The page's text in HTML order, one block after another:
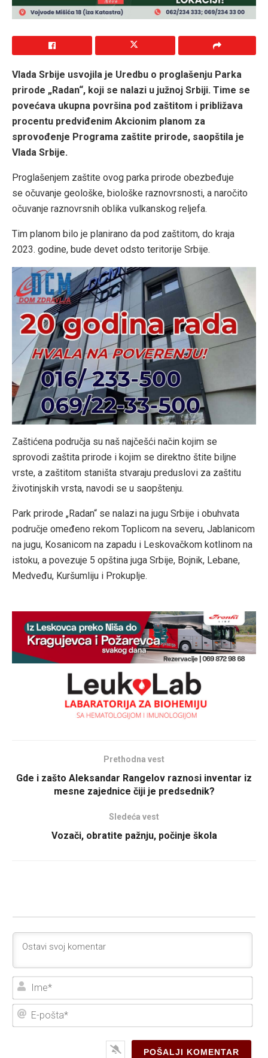
Vlada Srbije usvojila je Uredbu o proglašenju Parka
prirode „Radan“, koji se nalazi u južnoj Srbiji. Time se
povećava ukupna površina pod zaštitom i približava
procentu predviđenim Akcionim planom za
sprovođenje Programa zaštite prirode, saopštila je
Vlada Srbije.
Proglašenjem zaštite ovog parka prirode obezbeđuje
se očuvanje geološke, biološke raznovrsnosti, a naročito
očuvanje raznovrsnih oblika vulkanskog reljefa.
Tim planom bilo je planirano da pod zaštitom, do kraja
2023. godine, bude devet odsto teritorije Srbije.
Zaštićena područja su naš najčešći način kojim se
sprovodi zaštita prirode i kojim se direktno štite biljne
vrste, a zaštitom staništa stvaraju preduslovi za zaštitu
životinjskih vrsta, navodi se u saopštenju.
Park prirode „Radan“ se nalazi na jugu Srbije i obuhvata
područje omeđeno rekom Toplicom na severu, Jablanicom
na jugu, Kosanicom na zapadu i Leskovačkom kotlinom na
istoku, a povezuje 5 opština juga Srbije, Bojnik, Lebane,
Medveđu, Kuršumliju i Prokuplje.
Prethodna vest
Gde i zašto Aleksandar Rangelov raznosi inventar iz
mesne zajednice čiji je predsednik?
Sledeća vest
Vozači, obratite pažnju, počinje škola
E-